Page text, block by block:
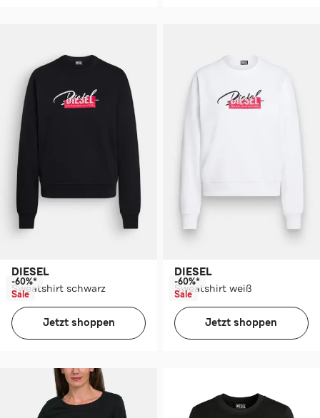
DIESEL
Sweatshirt schwarz
-60%*
Sale
Jetzt shoppen
DIESEL
Sweatshirt weiß
-60%*
Sale
Jetzt shoppen